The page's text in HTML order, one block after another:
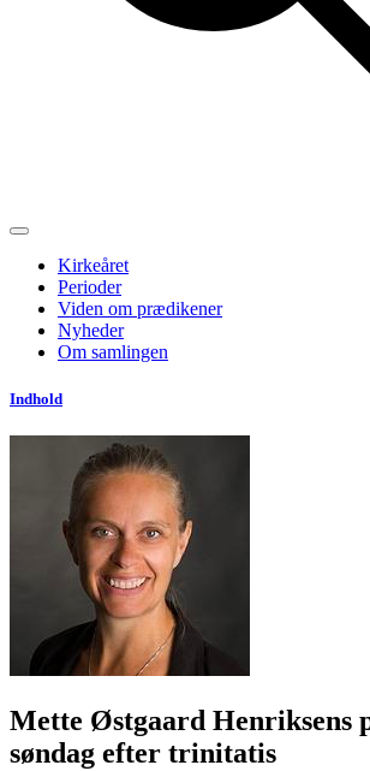
Kirkeåret
Perioder
Viden om prædikener
Nyheder
Om samlingen
Indhold
Mette Østgaard Henriksens
søndag efter trinitatis